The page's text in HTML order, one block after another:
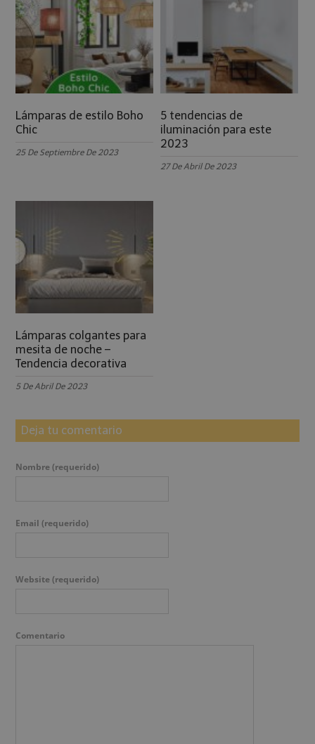
Lámparas de estilo Boho
Chic
25 De Septiembre De 2023
5 tendencias de
iluminación para este
2023
27 De Abril De 2023
Lámparas colgantes para
mesita de noche –
Tendencia decorativa
5 De Abril De 2023
Deja tu comentario
Nombre(requerido)
Email(requerido)
Website(requerido)
Comentario